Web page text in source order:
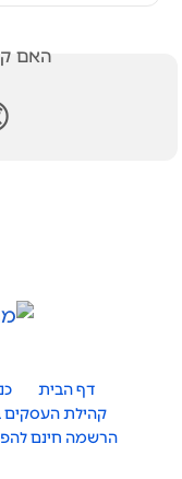
האם
דף הבית
קהילת העסקים
הרשמה חינם להפקת עד 10 חשבוניות